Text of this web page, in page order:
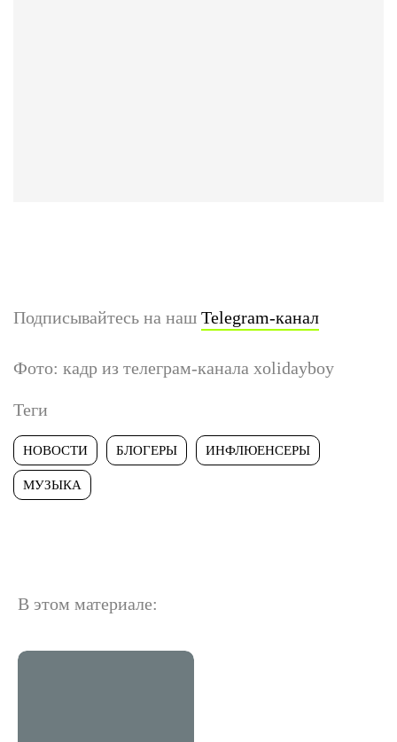
Подписывайтесь на наш Telegram-канал
Фото: кадр из телеграм-канала xolidayboy
Теги
НОВОСТИ БЛОГЕРЫ ИНФЛЮЕНСЕРЫ
МУЗЫКА
В этом материале: